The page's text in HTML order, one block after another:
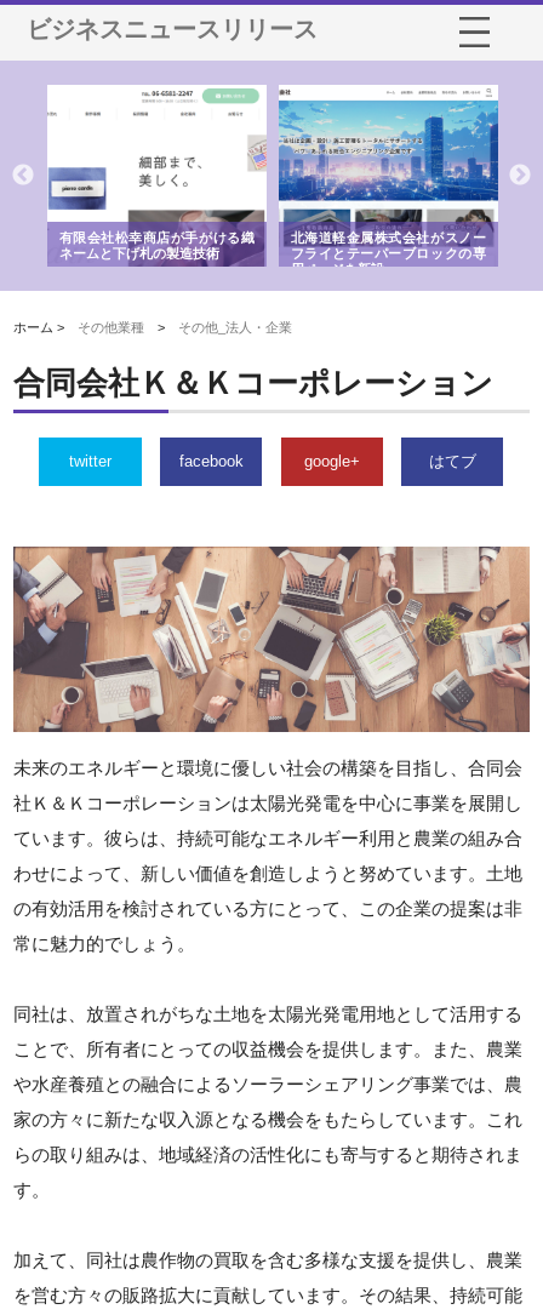
ビジネスニュースリリース
有限会社松幸商店が手がける織
ネームと下げ札の製造技術
北海道軽金属株式会社がスノー
フライとテーパーブロックの専
用ページを新設
ホーム > その他業種 > その他_法人・企業
合同会社Ｋ＆Ｋコーポレーション
twitter facebook google+ はてブ
未来のエネルギーと環境に優しい社会の構築を目指し、合同会
社Ｋ＆Ｋコーポレーションは太陽光発電を中心に事業を展開し
ています。彼らは、持続可能なエネルギー利用と農業の組み合
わせによって、新しい価値を創造しようと努めています。土地
の有効活用を検討されている方にとって、この企業の提案は非
常に魅力的でしょう。
同社は、放置されがちな土地を太陽光発電用地として活用する
ことで、所有者にとっての収益機会を提供します。また、農業
や水産養殖との融合によるソーラーシェアリング事業では、農
家の方々に新たな収入源となる機会をもたらしています。これ
らの取り組みは、地域経済の活性化にも寄与すると期待されま
す。
加えて、同社は農作物の買取を含む多様な支援を提供し、農業
を営む方々の販路拡大に貢献しています。その結果、持続可能